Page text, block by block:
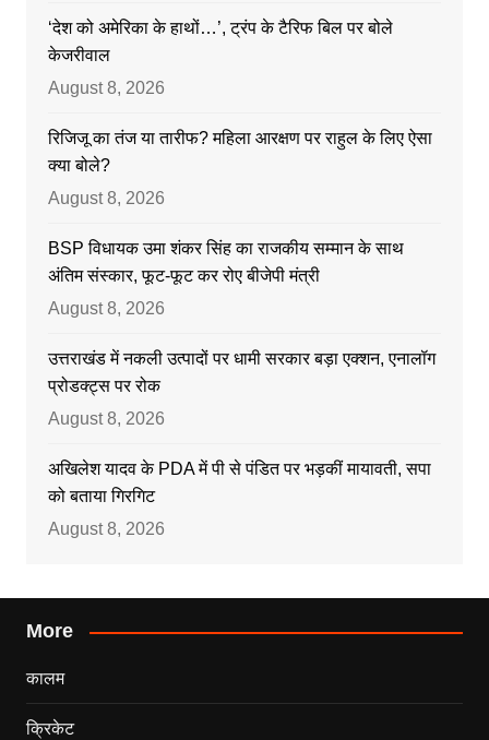
‘देश को अमेरिका के हाथों…’, ट्रंप के टैरिफ बिल पर बोले
केजरीवाल
August 8, 2026
रिजिजू का तंज या तारीफ? महिला आरक्षण पर राहुल के लिए ऐसा
क्या बोले?
August 8, 2026
BSP विधायक उमा शंकर सिंह का राजकीय सम्मान के साथ
अंतिम संस्कार, फूट-फूट कर रोए बीजेपी मंत्री
August 8, 2026
उत्तराखंड में नकली उत्पादों पर धामी सरकार बड़ा एक्शन, एनालॉग
प्रोडक्ट्स पर रोक
August 8, 2026
अखिलेश यादव के PDA में पी से पंडित पर भड़कीं मायावती, सपा
को बताया गिरगिट
August 8, 2026
More
कालम
क्रिकेट